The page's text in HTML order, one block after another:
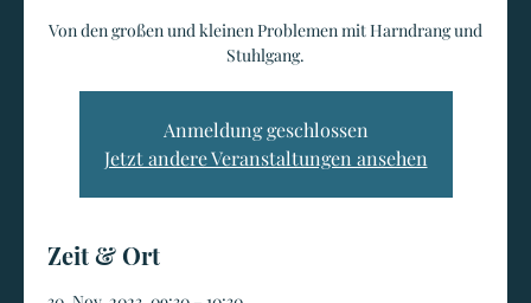
Von den großen und kleinen Problemen mit Harndrang und
Stuhlgang.
Anmeldung geschlossen
Jetzt andere Veranstaltungen ansehen
Zeit & Ort